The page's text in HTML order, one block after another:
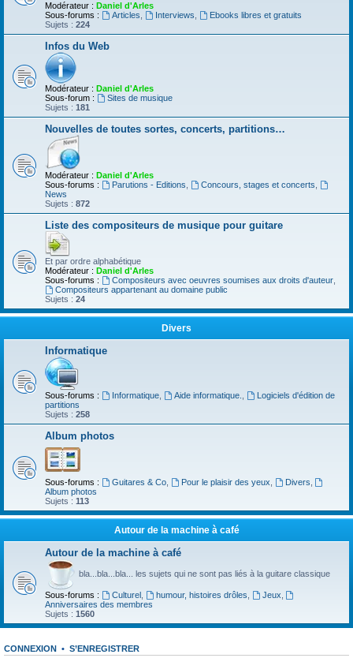
Modérateur : Daniel d'Arles
Sous-forums :
Articles Interviews
Ebooks libres et gratuits
Sujets : 224
Infos du Web
Modérateur : Daniel d'Arles
Sous-forum :
Sites de musique
Sujets : 181
Nouvelles de toutes sortes, concerts, partitions…
Modérateur : Daniel d'Arles
Sous-forums :
Parutions - Editions Concours, stages et concerts
News
Sujets : 872
Liste des compositeurs de musique pour guitare
Et par ordre alphabétique
Modérateur : Daniel d'Arles
Sous-forums :
Compositeurs avec oeuvres soumises aux droits d'auteur,
Compositeurs appartenant au domaine public
Sujets : 24
Divers
Informatique
Sous-forums : Informatique, Aide informatique.
Logiciels d'édition de
partitions
Sujets : 258
Album photos
Sous-forums : Guitares & Co, Pour le plaisir des yeux Divers
Album photos
Sujets : 113
Autour de la machine à café
Autour de la machine à café
bla...bla...bla... les sujets qui ne sont pas liés à la guitare classique
Sous-forums : Culturel, humour, histoires drôles Jeux
Anniversaires des membres
Sujets : 1560
CONNEXION • S’ENREGISTRER